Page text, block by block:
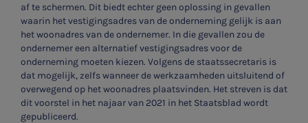
af te schermen. Dit biedt echter geen oplossing in gevallen
waarin het vestigingsadres van de onderneming gelijk is aan
het woonadres van de ondernemer. In die gevallen zou de
ondernemer een alternatief vestigingsadres voor de
onderneming moeten kiezen. Volgens de staatssecretaris is
dat mogelijk, zelfs wanneer de werkzaamheden uitsluitend of
overwegend op het woonadres plaatsvinden. Het streven is dat
dit voorstel in het najaar van 2021 in het Staatsblad wordt
gepubliceerd.